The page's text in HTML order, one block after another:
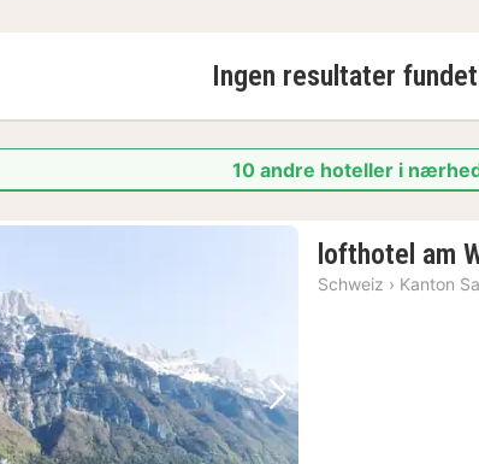
Ingen resultater
10 andre hoteller i
Forrige billede Næste billede
lofthotel am
Schweiz › Kanton